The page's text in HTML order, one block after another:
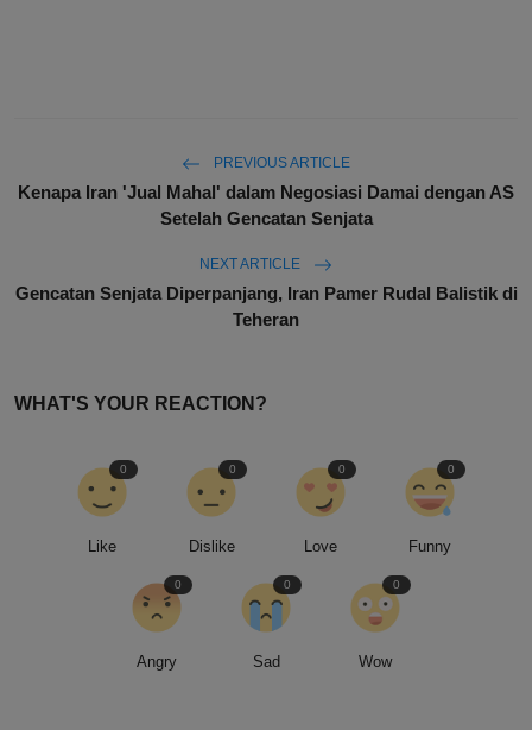
PREVIOUS ARTICLE
Kenapa Iran 'Jual Mahal' dalam Negosiasi Damai dengan AS
Setelah Gencatan Senjata
NEXT ARTICLE
Gencatan Senjata Diperpanjang, Iran Pamer Rudal Balistik di
Teheran
WHAT'S YOUR REACTION?
Like
0
Dislike
0
Love
0
Funny
0
Angry
0
Sad
0
Wow
0